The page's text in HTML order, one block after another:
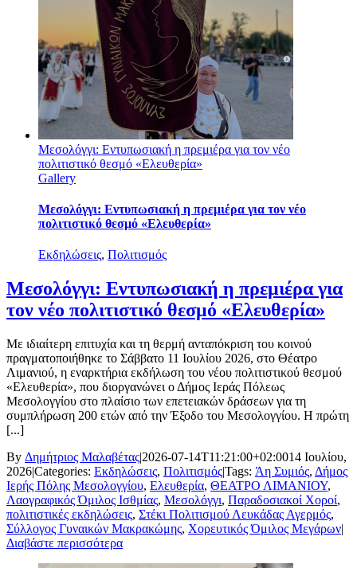
Μεσολόγγι: Εντυπωσιακή η πρεμιέρα για τον νέο
πολιτιστικό θεσμό «Ελευθερία»
Gallery
Μεσολόγγι: Εντυπωσιακή η πρεμιέρα για τον νέο
πολιτιστικό θεσμό «Ελευθερία»
Εκδηλώσεις, Πολιτισμός
Μεσολόγγι: Εντυπωσιακή η πρεμιέρα για
τον νέο πολιτιστικό θεσμό «Ελευθερία»
Με ιδιαίτερη επιτυχία και τη θερμή ανταπόκριση του κοινού
πραγματοποιήθηκε το Σάββατο 11 Ιουλίου 2026, στο Θέατρο
Λιμανιού, η εναρκτήρια εκδήλωση του νέου πολιτιστικού θεσμού
«Ελευθερία», που διοργανώνει ο Δήμος Ιεράς Πόλεως
Μεσολογγίου στο πλαίσιο των επετειακών δράσεων για τη
συμπλήρωση 200 ετών από την Έξοδο του Μεσολογγίου. Η πρώτη
[...]
By Δημήτριος Μαλαβέτας|2026-07-14T11:21:00+02:0014 Ιουλίου,
2026|Categories: Εκδηλώσεις, Πολιτισμός|Tags: Άη Συμιός, Δήμος
Ιερής Πόλης Μεσολογγίου, Ελευθερία, ΘΕΑΤΡΟ ΛΙΜΑΝΙΟΥ,
Λαογραφικός Όμιλος Ισθμίας, Μεσολόγγι, Παραδοσιακοί Χοροί,
πολιτιστικές εκδηλώσεις, Στέκι Πολιτισμού Λευκάδας Αγερμός,
Σύλλογος Γυναικών Μακρακώμης, Χορευτικός Όμιλος Μεγάρων|
Διαβάστε περισσότερα